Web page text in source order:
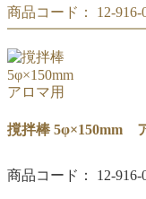
撹拌棒 5φ×100mm
商品コード： 12-
撹拌棒 5φ×100mm アロマ用
撹拌棒 5φ×150mm
商品コード： 12-916-